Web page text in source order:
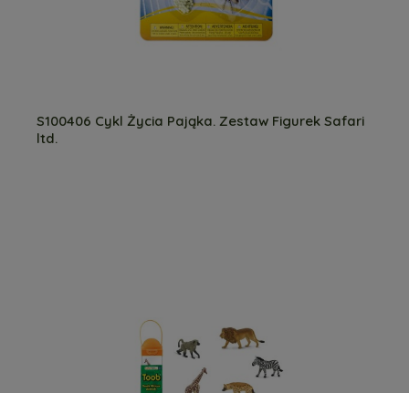
S100406 Cykl Życia Pająka. Zestaw Figurek Safari
ltd.